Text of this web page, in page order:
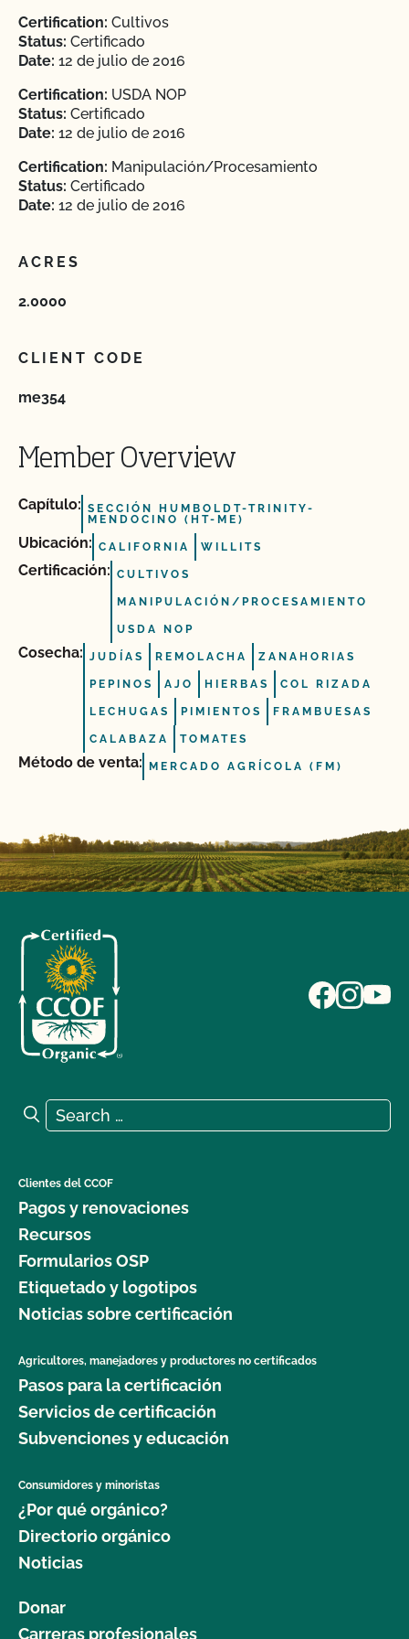
Certification: Cultivos
Status: Certificado
Date: 12 de julio de 2016
Certification: USDA NOP
Status: Certificado
Date: 12 de julio de 2016
Certification: Manipulación/Procesamiento
Status: Certificado
Date: 12 de julio de 2016
ACRES
2.0000
CLIENT CODE
me354
Member Overview
Capítulo: SECCIÓN HUMBOLDT-TRINITY-
MENDOCINO (HT-ME)
Ubicación: CALIFORNIA WILLITS
Certificación: CULTIVOS
MANIPULACIÓN/PROCESAMIENTO
USDA NOP
Cosecha: JUDÍAS REMOLACHA ZANAHORIAS
PEPINOS AJO HIERBAS COL RIZADA
LECHUGAS PIMIENTOS FRAMBUESAS
CALABAZA TOMATES
Método de venta: MERCADO AGRÍCOLA (FM)
Search for:
Search
Clientes del CCOF
Pagos y renovaciones
Recursos
Formularios OSP
Etiquetado y logotipos
Noticias sobre certificación
Agricultores, manejadores y productores no certificados
Pasos para la certificación
Servicios de certificación
Subvenciones y educación
Consumidores y minoristas
¿Por qué orgánico?
Directorio orgánico
Noticias
Donar
Carreras profesionales